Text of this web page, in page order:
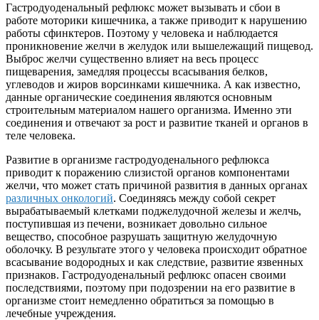
Гастродуоденальный рефлюкс может вызывать и сбои в
работе моторики кишечника, а также приводит к нарушению
работы сфинктеров. Поэтому у человека и наблюдается
проникновение желчи в желудок или вышележащий пищевод.
Выброс желчи существенно влияет на весь процесс
пищеварения, замедляя процессы всасывания белков,
углеводов и жиров ворсинками кишечника. А как известно,
данные органические соединения являются основным
строительным материалом нашего организма. Именно эти
соединения и отвечают за рост и развитие тканей и органов в
теле человека.
Развитие в организме гастродуоденального рефлюкса
приводит к поражению слизистой органов компонентами
желчи, что может стать причиной развития в данных органах
различных онкологий. Соединяясь между собой секрет
вырабатываемый клетками поджелудочной железы и желчь,
поступившая из печени, возникает довольно сильное
вещество, способное разрушать защитную желудочную
оболочку. В результате этого у человека происходит обратное
всасывание водородных и как следствие, развитие язвенных
признаков. Гастродуоденальный рефлюкс опасен своими
последствиями, поэтому при подозрении на его развитие в
организме стоит немедленно обратиться за помощью в
лечебные учреждения.